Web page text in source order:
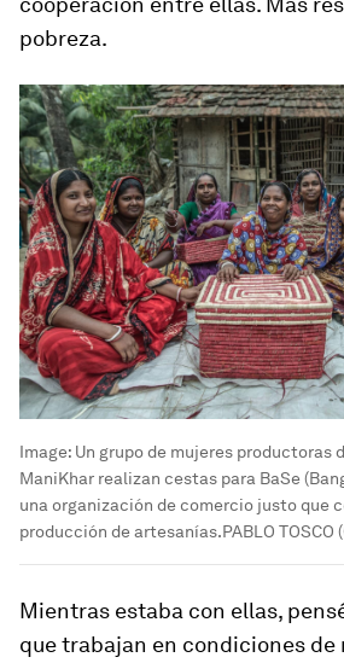
pobreza.
Image: Un grupo de mujeres productoras
ManiKhar realizan cestas para BaSe
una organización de comercio justo que
producción de artesanías.PABLO TOSCO
Mientras estaba con ellas,
que trabajan en condiciones de